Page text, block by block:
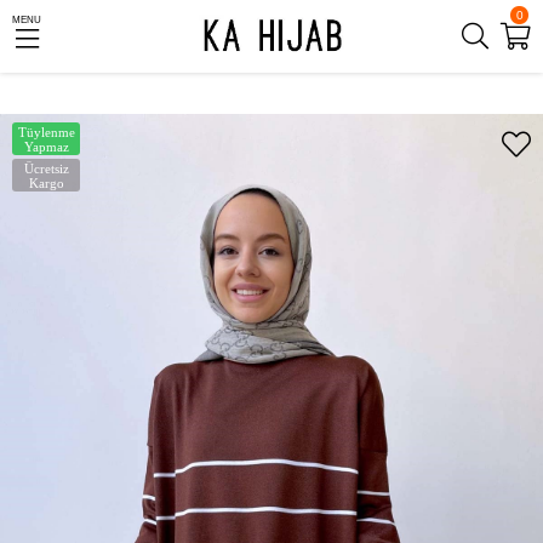
0
MENU
Ücretsiz
Kargo
Tüylenme
Yapmaz